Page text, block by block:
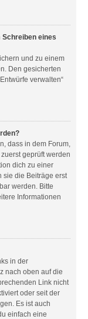
eines
und zu einem
Den gesicherten
verwalten“
dass in dem Forum,
geprüft werden
dich zu einer
sie die Beiträge erst
werden. Bitte
Informationen
in der
nach oben auf die
Link nicht
oder seit der
Es ist auch
einfach eine